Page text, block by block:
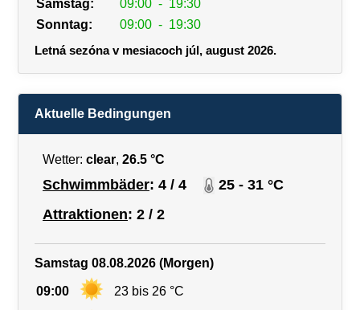
Samstag:
09:00 - 19:30
Sonntag:
09:00 - 19:30
Letná sezóna v mesiacoch júl, august 2026.
Aktuelle Bedingungen
Wetter: clear, 26.5 °C
Schwimmbäder: 4 / 4
25 - 31 °C
Attraktionen: 2 / 2
Samstag 08.08.2026 (Morgen)
09:00 23 bis 26 °C